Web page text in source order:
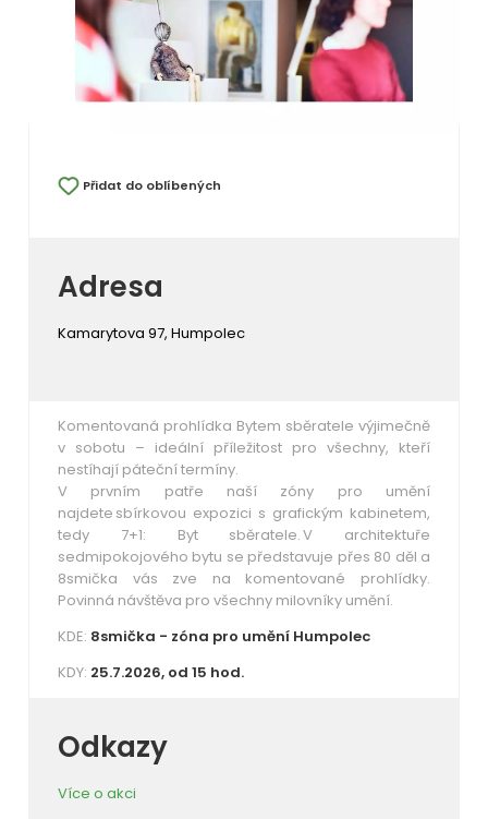
Přidat do oblíbených
Adresa
Kamarytova 97, Humpolec
Komentovaná prohlídka Bytem sběratele výjimečně
v sobotu – ideální příležitost pro všechny, kteří
nestíhají páteční termíny.
V prvním patře naší zóny pro umění
najdete sbírkovou expozici s grafickým kabinetem,
tedy 7+1: Byt sběratele. V architektuře
sedmipokojového bytu se představuje přes 80 děl a
8smička vás zve na komentované prohlídky.
Povinná návštěva pro všechny milovníky umění.
KDE: 8smička - zóna pro umění Humpolec
KDY: 25.7.2026, od 15 hod.
Odkazy
Více o akci